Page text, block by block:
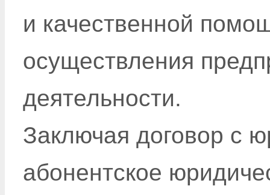
и качественной
осуществления
деятельности.
Заключая договор с
абонентское